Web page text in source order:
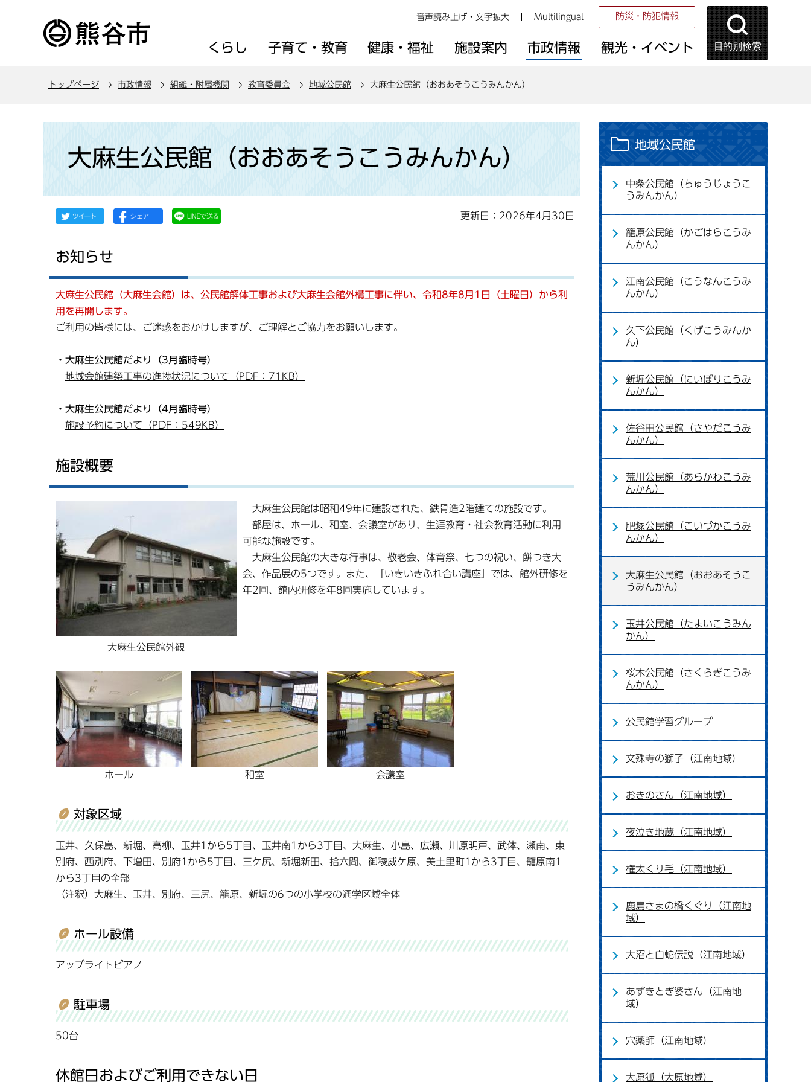
音声読み上げ・文字拡大 Multilingual 防災・防犯情報
くらし 子育て・教育 健康・福祉 施設案内 市政情報 観光・イベント 目的別検索
トップページ 市政情報 組織・附属機関 教育委員会 地域公民館 大麻生公民館（おおあそうこうみんかん）
か
大麻生公民館（おおあそうこうみんかん）
更新日：2026年4月30日
お知らせ
大麻生公民館（大麻生会館）は、公民館解体工事および大麻生会館外構工事に伴い、令和8年8月1日（土曜日）から利
用を再開します。
ご利用の皆様には、ご迷惑をおかけしますが、ご理解とご協力をお願いします。
・大麻生公民館だより（3月臨時号）
地域会館建築工事の進捗状況について（PDF：71KB）
・大麻生公民館だより（4月臨時号）
施設予約について（PDF：549KB）
施設概要
大麻生公民館外観
大麻生公民館は昭和49年に建設された、鉄骨造2階建ての施設です。
部屋は、ホール、和室、会議室があり、生涯教育・社会教育活動に利用
可能な施設です。
大麻生公民館の大きな行事は、敬老会、体育祭、七つの祝い、餅つき大
会、作品展の5つです。また、「いきいきふれ合い講座」では、館外研修を
年2回、館内研修を年8回実施しています。
ホール 和室 会議室
対象区域
玉井、久保島、新堀、高柳、玉井1から5丁目、玉井南1から3丁目、大麻生、小島、広瀬、川原明戸、武体、瀬南、東
別府、西別府、下増田、別府1から5丁目、三ケ尻、新堀新田、拾六間、御稜威ケ原、美土里町1から3丁目、籠原南1
から3丁目の全部
（注釈）大麻生、玉井、別府、三尻、籠原、新堀の6つの小学校の通学区域全体
ホール設備
アップライトピアノ
駐車場
50台
休館日およびご利用できない日
地域公民館
中条公民館（ちゅうじょうこ
うみんかん）
籠原公民館（かごはらこうみ
んかん）
江南公民館（こうなんこうみ
んかん）
久下公民館（くげこうみんか
ん）
新堀公民館（にいぼりこうみ
んかん）
佐谷田公民館（さやだこうみ
んかん）
荒川公民館（あらかわこうみ
んかん）
肥塚公民館（こいづかこうみ
んかん）
大麻生公民館（おおあそうこ
うみんかん）
玉井公民館（たまいこうみん
かん）
桜木公民館（さくらぎこうみ
んかん）
公民館学習グループ
文殊寺の獅子（江南地域）
おきのさん（江南地域）
夜泣き地蔵（江南地域）
権太くり毛（江南地域）
鹿島さまの橋くぐり（江南地
域）
大沼と白蛇伝説（江南地域）
あずきとぎ婆さん（江南地
域）
穴薬師（江南地域）
大原狐（大原地域）